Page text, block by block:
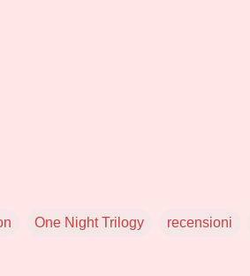
One Night Trilogy recensioni